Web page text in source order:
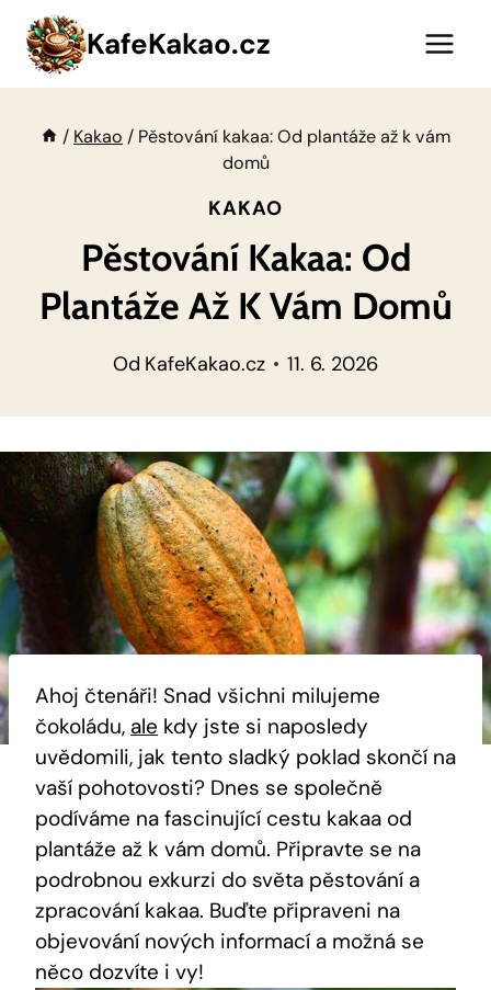
Přeskočit
obsah
KafeKakao.cz
/ Kakao / Pěstování kakaa: Od plantáže až k vám
domů
KAKAO
Pěstování Kakaa: Od
Plantáže Až K Vám Domů
Od KafeKakao.cz 11. 6. 2026
Ahoj čtenáři! Snad všichni milujeme
čokoládu, ale kdy jste si naposledy
uvědomili, jak tento sladký poklad skončí na
vaší pohotovosti? Dnes se společně
podíváme na fascinující cestu kakaa od
plantáže až k vám domů. Připravte se na
podrobnou exkurzi do světa pěstování a
zpracování kakaa. Buďte připraveni na
objevování nových informací a možná se
něco dozvíte i vy!